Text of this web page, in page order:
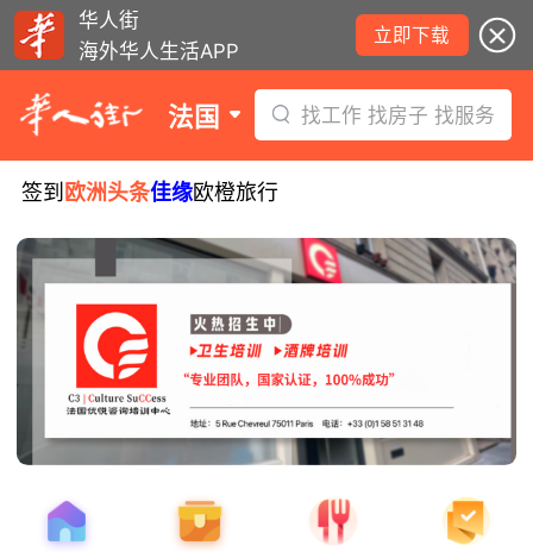
华人街
海外华人生活APP
立即下载
法国 找工作 找房子 找服务
签到 欧洲头条佳缘欧橙旅行